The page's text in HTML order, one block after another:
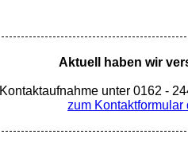
Aktuell haben wir
Kontaktaufnahme unter 0162 -
zum